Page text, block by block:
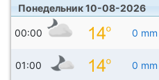
Понедельник 10-08-2026
00:00 0 mm
01:00 0 mm